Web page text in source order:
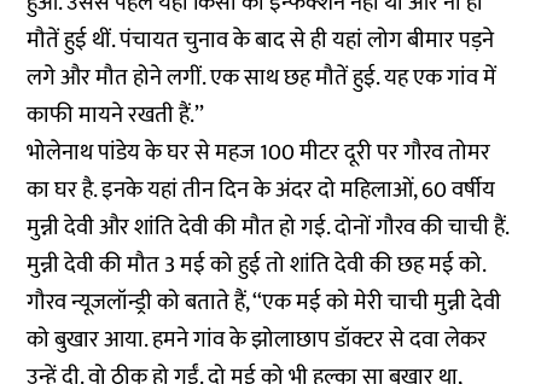
मौतें हुई थीं. पंचायत चुनाव के बाद से ही यहां लोग बीमार पड़ने
लगे और मौत होने लगीं. एक साथ छह मौतें हुई. यह एक गांव में
काफी मायने रखती हैं.’’
भोलेनाथ पांडेय के घर से महज 100 मीटर दूरी पर गौरव तोमर
का घर है. इनके यहां तीन दिन के अंदर दो महिलाओं, 60 वर्षीय
मुन्नी देवी और शांति देवी की मौत हो गई. दोनों गौरव की चाची हैं.
मुन्नी देवी की मौत 3 मई को हुई तो शांति देवी की छह मई को.
गौरव न्यूजलॉन्ड्री को बताते हैं, ‘‘एक मई को मेरी चाची मुन्नी देवी
को बुखार आया. हमने गांव के झोलाछाप डॉक्टर से दवा लेकर